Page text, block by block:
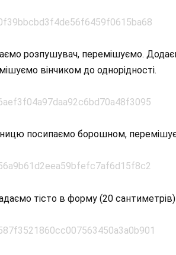
розпушувач, перемішуємо.
вінчиком до однорідності.
посипаємо борошном,
тісто в форму (20